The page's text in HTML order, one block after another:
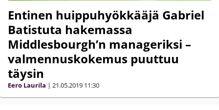
Entinen huippuhyökkääjä Gabriel
Batistuta hakemassa
Middlesbourgh’n manageriksi –
valmennuskokemus puuttuu
täysin
Eero Laurila | 21.05.2019 11:30